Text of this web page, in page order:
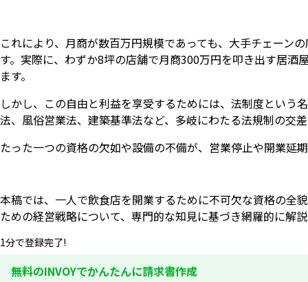
これにより、月商が数百万円規模であっても、大手チェーン
す。実際に、わずか8坪の店舗で月商300万円を叩き出す居
ます。
しかし、この自由と利益を享受するためには、法制度という
法、風俗営業法、建築基準法など、多岐にわたる法規制の交
たった一つの資格の欠如や設備の不備が、営業停止や開業延
本稿では、一人で飲食店を開業するために不可欠な資格の全
ための経営戦略について、専門的な知見に基づき網羅的に解
1分で登録完了!
無料のINVOYでかんたんに請求書作成